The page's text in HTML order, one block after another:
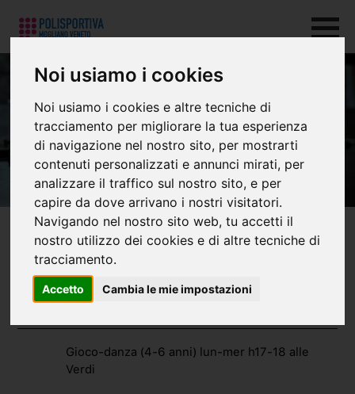
Noi usiamo i cookies
Noi usiamo i cookies e altre tecniche di
tracciamento per migliorare la tua esperienza
di navigazione nel nostro sito, per mostrarti
contenuti personalizzati e annunci mirati, per
analizzare il traffico sul nostro sito, e per
capire da dove arrivano i nostri visitatori.
Navigando nel nostro sito web, tu accetti il
nostro utilizzo dei cookies e di altre tecniche di
tracciamento.
Accetto Cambia le mie impostazioni
Danza
Squadre
Gioco-danza (4-6 anni)
Hip Hop elementari (3^-5^ elementare)
Hip Hop superiori (1^-5^ superiore)
Hip Hop adulti (20+ anni)
Orari
Gioco-danza (4-6 anni) lun-mer h17-18 alle
Verdi